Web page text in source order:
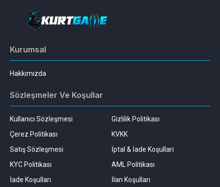
Kurumsal
Hakkımızda
Sözleşmeler Ve Koşullar
Kullanıcı Sözleşmesi
Gizlilik Politikası
Çerez Politikası
KVKK
Satış Sözleşmesi
İptal & İade Koşulları
KYC Politikası
AML Politikası
İade Koşulları
İlan Koşulları